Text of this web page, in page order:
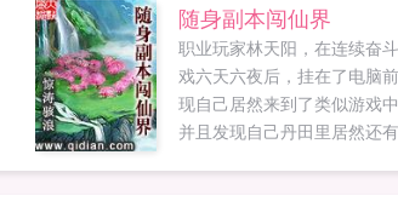
容养颜的配方...
随身副本闯仙界
职业玩家林天阳，在连续奋
戏六天六夜后，挂在了电脑
现自己居然来到了类似游戏
并且发现自己丹田里居然还